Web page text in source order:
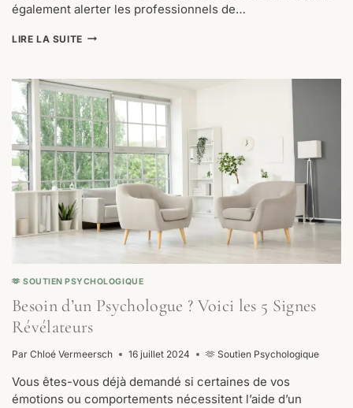
également alerter les professionnels de…
LIRE LA SUITETEST
:
IDENTIFIEZ
VOS
SYMPTÔMES
ET
FAITES
UN
TEST
EN
LIGNE
POUR
UN
DIAGNOSTIC
🫶 SOUTIEN PSYCHOLOGIQUE
Besoin d’un Psychologue ? Voici les 5 Signes
Révélateurs
Par Chloé Vermeersch 16 juillet 2024 🫶 Soutien Psychologique
Vous êtes-vous déjà demandé si certaines de vos
émotions ou comportements nécessitent l’aide d’un